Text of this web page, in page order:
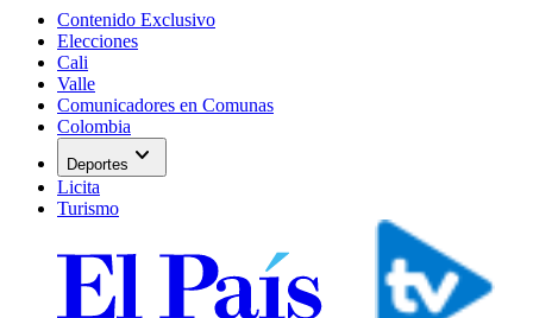
Contenido Exclusivo
Elecciones
Cali
Valle
Comunicadores en Comunas
Colombia
Deportes expand_more
Licita
Turismo